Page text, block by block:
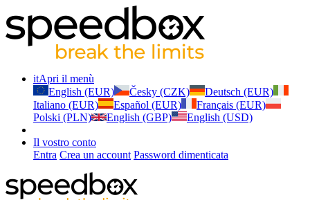
itApri il menù
English (EUR)
Česky (CZK)
Deutsch (EUR)
Italiano (EUR)
Español (EUR)
Français (EUR)
Polski (PLN)
English (GBP) English (USD)
Il vostro conto
Entra Crea un account Password dimenticata